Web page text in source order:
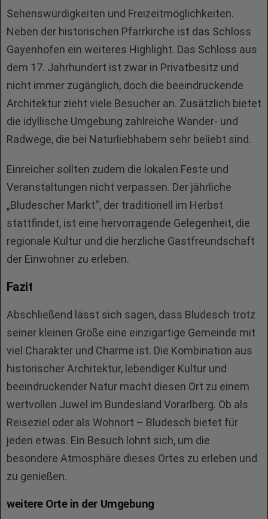
Sehenswürdigkeiten und Freizeitmöglichkeiten.
Neben der historischen Pfarrkirche ist das Schloss
Gayenhofen ein weiteres Highlight. Das Schloss aus
dem 17. Jahrhundert ist zwar in Privatbesitz und
nicht immer zugänglich, doch die beeindruckende
Architektur zieht viele Besucher an. Zusätzlich bietet
die idyllische Umgebung zahlreiche Wander- und
Radwege, die bei Naturliebhabern sehr beliebt sind.
Einreicher sollten zudem die lokalen Feste und
Veranstaltungen nicht verpassen. Der jährliche
„Bludescher Markt“, der traditionell im Herbst
stattfindet, ist eine hervorragende Gelegenheit, die
regionale Kultur und die herzliche Gastfreundschaft
der Einwohner zu erleben.
Fazit
Abschließend lässt sich sagen, dass Bludesch trotz
seiner kleinen Größe eine einzigartige Gemeinde mit
viel Charakter und Charme ist. Die Kombination aus
historischer Architektur, lebendiger Kultur und
beeindruckender Natur macht diesen Ort zu einem
wertvollen Juwel im Bundesland Vorarlberg. Ob als
Reiseziel oder als Wohnort – Bludesch bietet für
jeden etwas. Ein Besuch lohnt sich, um die
besondere Atmosphäre dieses Ortes zu erleben und
zu genießen.
weitere Orte in der Umgebung